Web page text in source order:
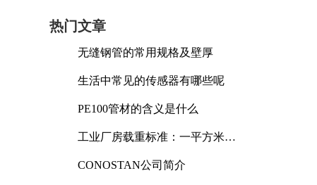
热门文章
无缝钢管的常用规格及壁厚
生活中常见的传感器有哪些呢
PE100管材的含义是什么
工业厂房载重标准：一平方米能
CONOSTAN公司简介